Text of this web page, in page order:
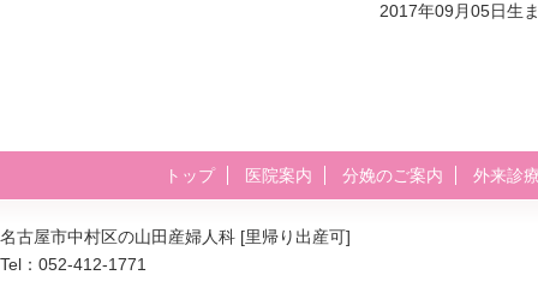
2017年09月05日生
トップ 医院案内 分娩のご案内 外来診
名古屋市中村区の山田産婦人科 [里帰り出産可]
Tel：052-412-1771